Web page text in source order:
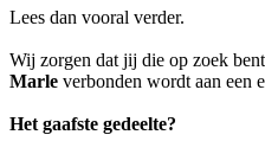
Lees dan vooral verder.
Wij zorgen dat jij die op zoek
Marle verbonden wordt aan een
Het gaafste gedeelte?